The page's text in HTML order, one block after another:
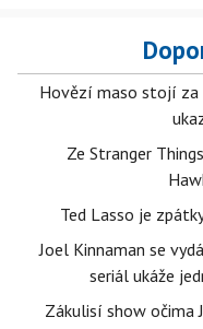
Hovězí maso stojí za
Ze Stranger
Ted Lasso je
Joel Kinnaman se
seriál ukáže
Zákulisí show očima